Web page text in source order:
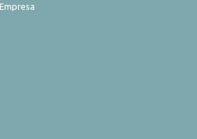
Empresa